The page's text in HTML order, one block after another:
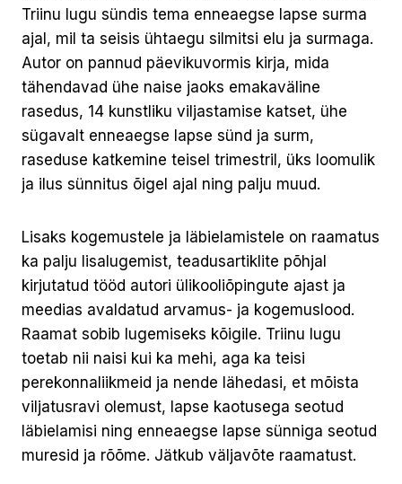
Triinu lugu sündis tema enneaegse lapse surma
ajal, mil ta seisis ühtaegu silmitsi elu ja surmaga.
Autor on pannud päevikuvormis kirja, mida
tähendavad ühe naise jaoks emakaväline
rasedus, 14 kunstliku viljastamise katset, ühe
sügavalt enneaegse lapse sünd ja surm,
raseduse katkemine teisel trimestril, üks loomulik
ja ilus sünnitus õigel ajal ning palju muud.
Lisaks kogemustele ja läbielamistele on raamatus
ka palju lisalugemist, teadusartiklite põhjal
kirjutatud tööd autori ülikooliõpingute ajast ja
meedias avaldatud arvamus- ja kogemuslood.
Raamat sobib lugemiseks kõigile. Triinu lugu
toetab nii naisi kui ka mehi, aga ka teisi
perekonnaliikmeid ja nende lähedasi, et mõista
viljatusravi olemust, lapse kaotusega seotud
läbielamisi ning enneaegse lapse sünniga seotud
muresid ja rõõme. Jätkub väljavõte raamatust.